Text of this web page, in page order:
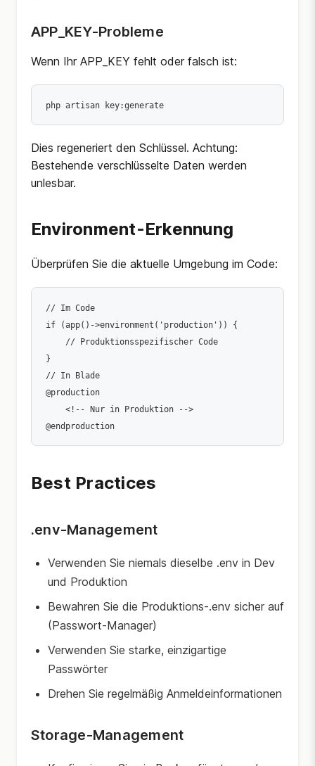
APP_KEY-Probleme
Wenn Ihr APP_KEY fehlt oder falsch ist:
Dies regeneriert den Schlüssel. Achtung:
Bestehende verschlüsselte Daten werden
unlesbar.
Environment-Erkennung
Überprüfen Sie die aktuelle Umgebung im Code:
// Im Code
if (app()->environment('production')) {
    // Produktionsspezifischer Code
}
// In Blade
@production
    <!-- Nur in Produktion -->
Best Practices
.env-Management
Verwenden Sie niemals dieselbe .env in Dev
und Produktion
Bewahren Sie die Produktions-.env sicher auf
(Passwort-Manager)
Verwenden Sie starke, einzigartige
Passwörter
Drehen Sie regelmäßig Anmeldeinformationen
Storage-Management